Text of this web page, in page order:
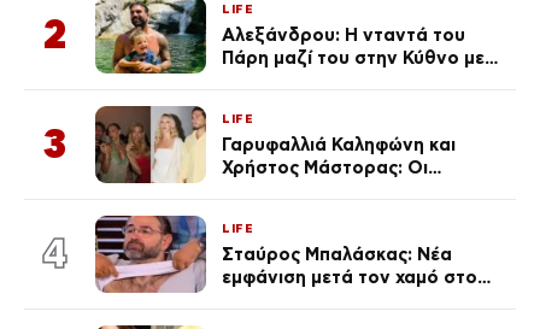
Λένας
2
LIFE
Αλεξάνδρου: Η νταντά του
Πάρη μαζί του στην Κύθνο με
3
LIFE
Γαρυφαλλιά Καληφώνη και
Χρήστος Μάστορας: Οι
απαρατήρητη
4
LIFE
Σταύρος Μπαλάσκας: Νέα
εμφάνιση μετά τον χαμό στο